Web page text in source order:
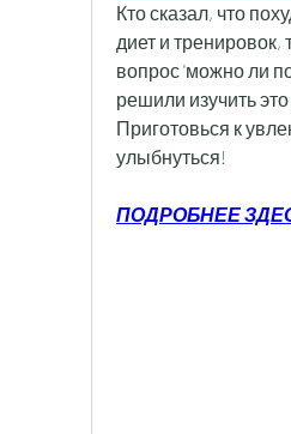
Кто сказал, что
диет и тренировок,
вопрос 'можно ли
решили изучить
Приготовься к
улыбнуться!
ПОДРОБНЕЕ